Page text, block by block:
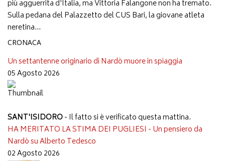
più agguerrita d'Italia, ma Vittoria Falangone non ha tremato.
Sulla pedana del Palazzetto del CUS Bari, la giovane atleta
neretina...
CRONACA
Un settantenne originario di Nardò muore in spiaggia
05 Agosto 2026
SANT'ISIDORO- Il fatto si è verificato questa mattina.
HA MERITATO LA STIMA DEI PUGLIESI - Un pensiero da
Nardò su Alberto Tedesco
02 Agosto 2026